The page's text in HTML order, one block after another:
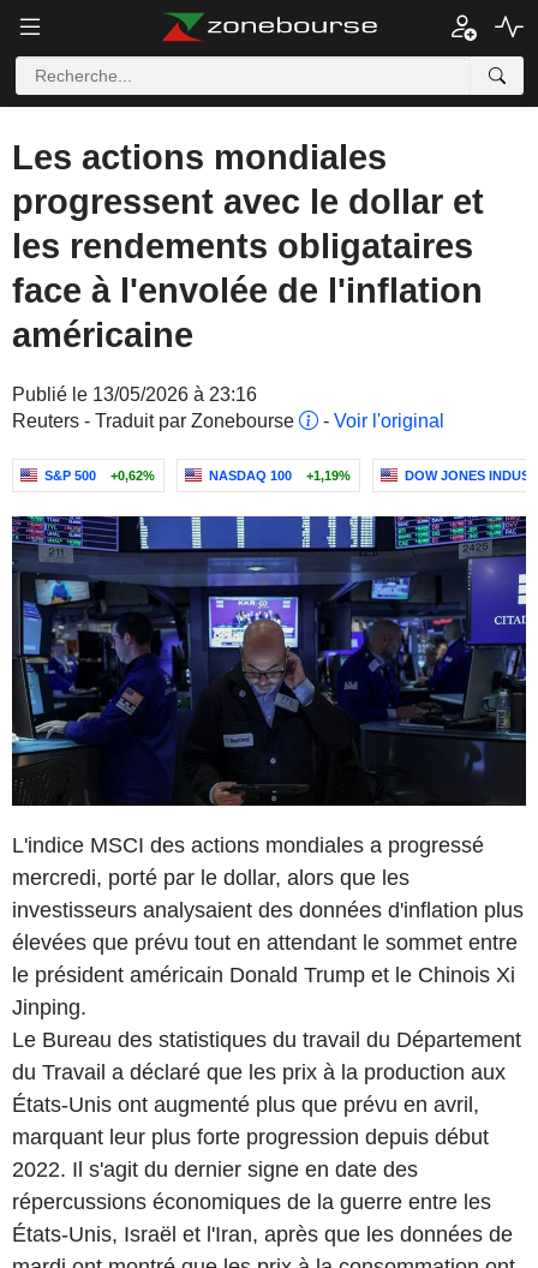
Les actions mondiales
progressent avec le dollar et
les rendements obligataires
face à l'envolée de l'inflation
américaine
Publié le 13/05/2026 à 23:16
Reuters - Traduit par Zonebourse
- Voir l'original
S&P 500 +0,62% NASDAQ 100 +1,19% DOW JONES
L'indice MSCI des actions mondiales a progressé
mercredi, porté par le dollar, alors que les
investisseurs analysaient des données d'inflation plus
élevées que prévu tout en attendant le sommet entre
le président américain Donald Trump et le Chinois Xi
Jinping.
Le Bureau des statistiques du travail du Département
du Travail a déclaré que les prix à la production aux
États-Unis ont augmenté plus que prévu en avril,
marquant leur plus forte progression depuis début
2022. Il s'agit du dernier signe en date des
répercussions économiques de la guerre entre les
États-Unis, Israël et l'Iran, après que les données de